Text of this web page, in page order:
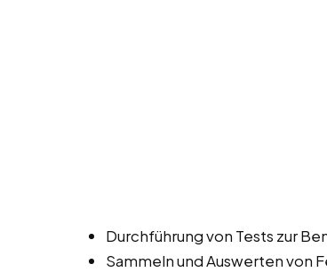
Durchführung von Tests zur
Sammeln und Auswerten von